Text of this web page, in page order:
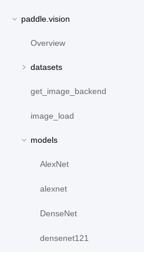
paddle.vision
Overview
datasets
get_image_backend
image_load
models
AlexNet
alexnet
DenseNet
densenet121